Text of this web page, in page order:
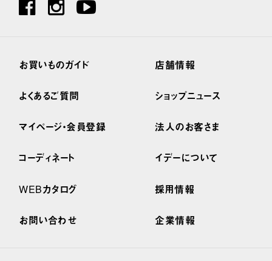
お買いものガイド
よくあるご質問
マイページ・会員登録
コーディネート
WEBカタログ
お問い合わせ
店舗情報
ショップニュース
法人のお客さま
イデーについて
採用情報
企業情報